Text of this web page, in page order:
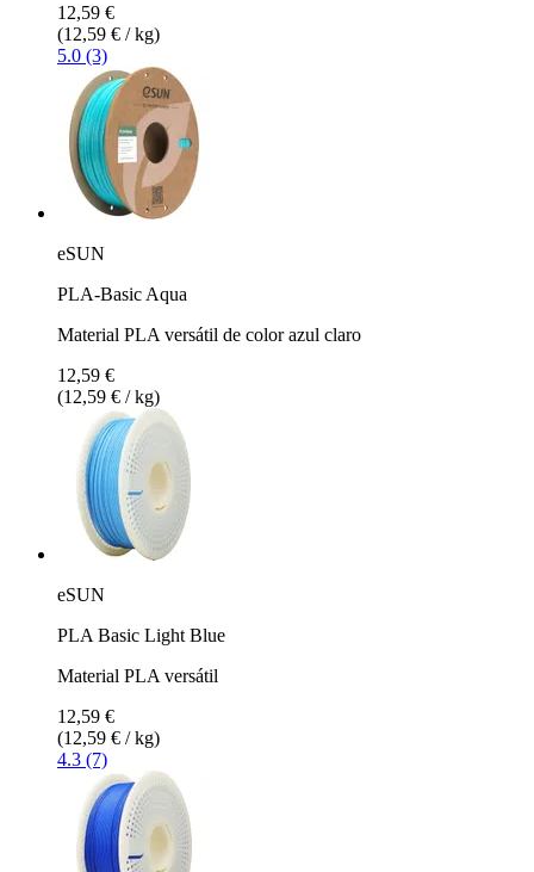
12,59 €
(12,59 € / kg)
5.0 (3)
eSUN
PLA-Basic Aqua
Material PLA versátil de color azul claro
12,59 €
(12,59 € / kg)
eSUN
PLA Basic Light Blue
Material PLA versátil
12,59 €
(12,59 € / kg)
4.3 (7)